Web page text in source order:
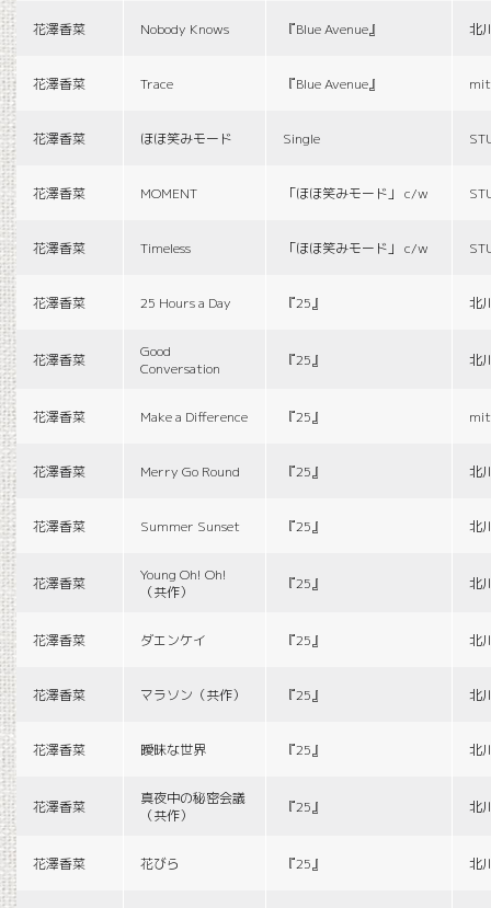
花澤香菜 Nobody Knows 『Blue Avenue』 北
花澤香菜 Trace 『Blue Avenue』
花澤香菜 ほほ笑みモード Single
花澤香菜 MOMENT 「ほほ笑みモード」 c/w
花澤香菜 Timeless 「ほほ笑みモード」 c/w
花澤香菜 25 Hours a Day 『25』 北
花澤香菜
Good
Conversation
『25』 北
花澤香菜 Make a Difference 『25』
花澤香菜 Merry Go Round 『25』 北
花澤香菜 Summer Sunset 『25』 北
花澤香菜
Young Oh! Oh!
（共作）
『25』 北
花澤香菜 ダエンケイ 『25』 北
花澤香菜 マラソン（共作） 『25』 北
花澤香菜 曖昧な世界 『25』 北
花澤香菜
真夜中の秘密会議
（共作）
『25』 北
花澤香菜 花びら 『25』 北